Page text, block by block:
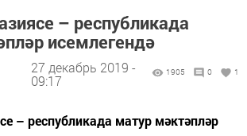
– республикада
исемлегендә
27 декабрь 2019 -
09:17
1905 0 1
– республикада матур мәктәпләр